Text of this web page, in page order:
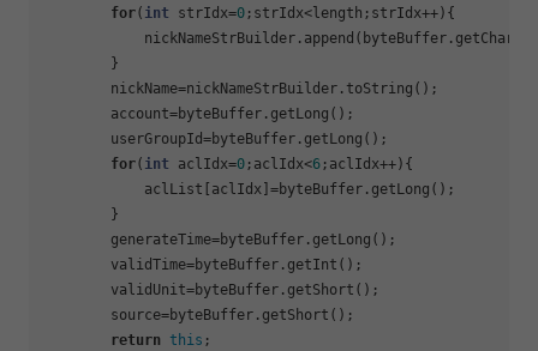
for( int strIdx=0 ;strIdx<length;strIdx++){
        }
        nickName=nickNameStrBuilder.toString();
        account=byteBuffer.getLong();
        userGroupId=byteBuffer.getLong();
for( int aclIdx=0 ;aclIdx<6 ;aclIdx++){
            aclList[aclIdx]=byteBuffer.getLong();
        }
        generateTime=byteBuffer.getLong();
        validTime=byteBuffer.getInt();
        validUnit=byteBuffer.getShort();
        source=byteBuffer.getShort();
return this ;